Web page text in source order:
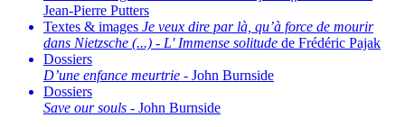
Jean-Pierre Putters
Textes & images Je veux dire par là, qu’à force de mourir
dans Nietzsche (...) - L' Immense solitude de Frédéric Pajak
Dossiers
D’une enfance meurtrie - John Burnside
Dossiers
Save our souls - John Burnside